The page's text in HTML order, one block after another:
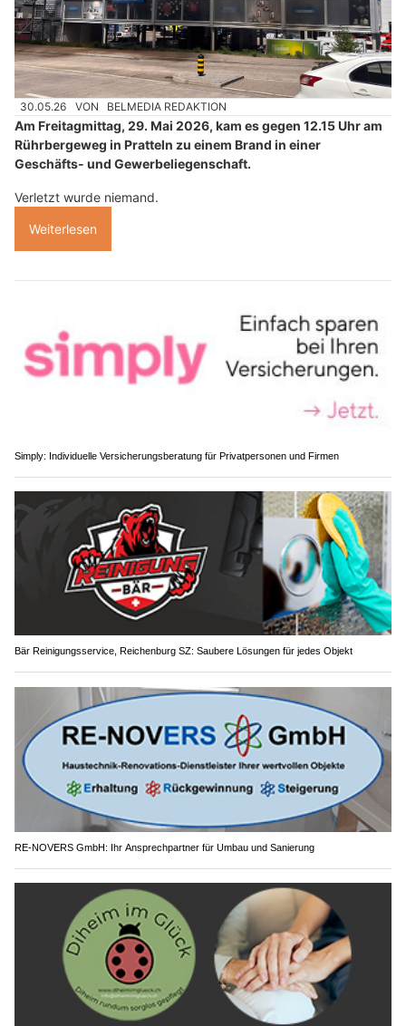
30.05.26 VON BELMEDIA REDAKTION
Am Freitagmittag, 29. Mai 2026, kam es gegen 12.15 Uhr am
Rührbergeweg in Pratteln zu einem Brand in einer
Geschäfts- und Gewerbeliegenschaft.
Verletzt wurde niemand.
Weiterlesen
Simply: Individuelle Versicherungsberatung für Privatpersonen und Firmen
Bär Reinigungsservice, Reichenburg SZ: Saubere Lösungen für jedes Objekt
RE-NOVERS GmbH: Ihr Ansprechpartner für Umbau und Sanierung